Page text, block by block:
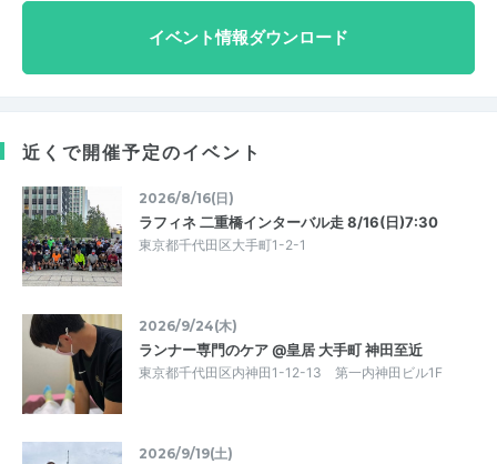
イベント情報ダウンロード
近くで開催予定のイベント
2026/8/16(日)
ラフィネ 二重橋インターバル走 8/16(日)7:30
東京都千代田区大手町1-2-1
2026/9/24(木)
ランナー専門のケア @皇居 大手町 神田至近
東京都千代田区内神田1-12-13 第一内神田ビル1F
2026/9/19(土)